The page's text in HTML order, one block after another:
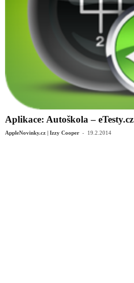
Aplikace: Autoškola – eTesty.cz
AppleNovinky.cz | Izzy Cooper - 19.2.2014